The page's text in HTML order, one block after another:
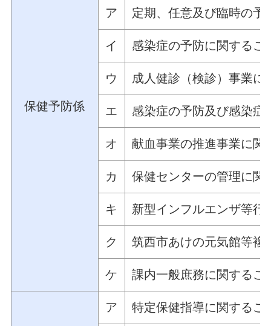
保健予防係
ア 定期、任意及び臨時の予
イ 感染症の予防に関するこ
ウ 成人健診（検診）事業に
エ 感染症の予防及び感染症
オ 献血事業の推進事業に関
カ 保健センターの管理に関
キ 新型インフルエンザ等行
ク 筑西市あけの元気館等複
ケ 課内一般庶務に関するこ
ア 特定保健指導に関するこ